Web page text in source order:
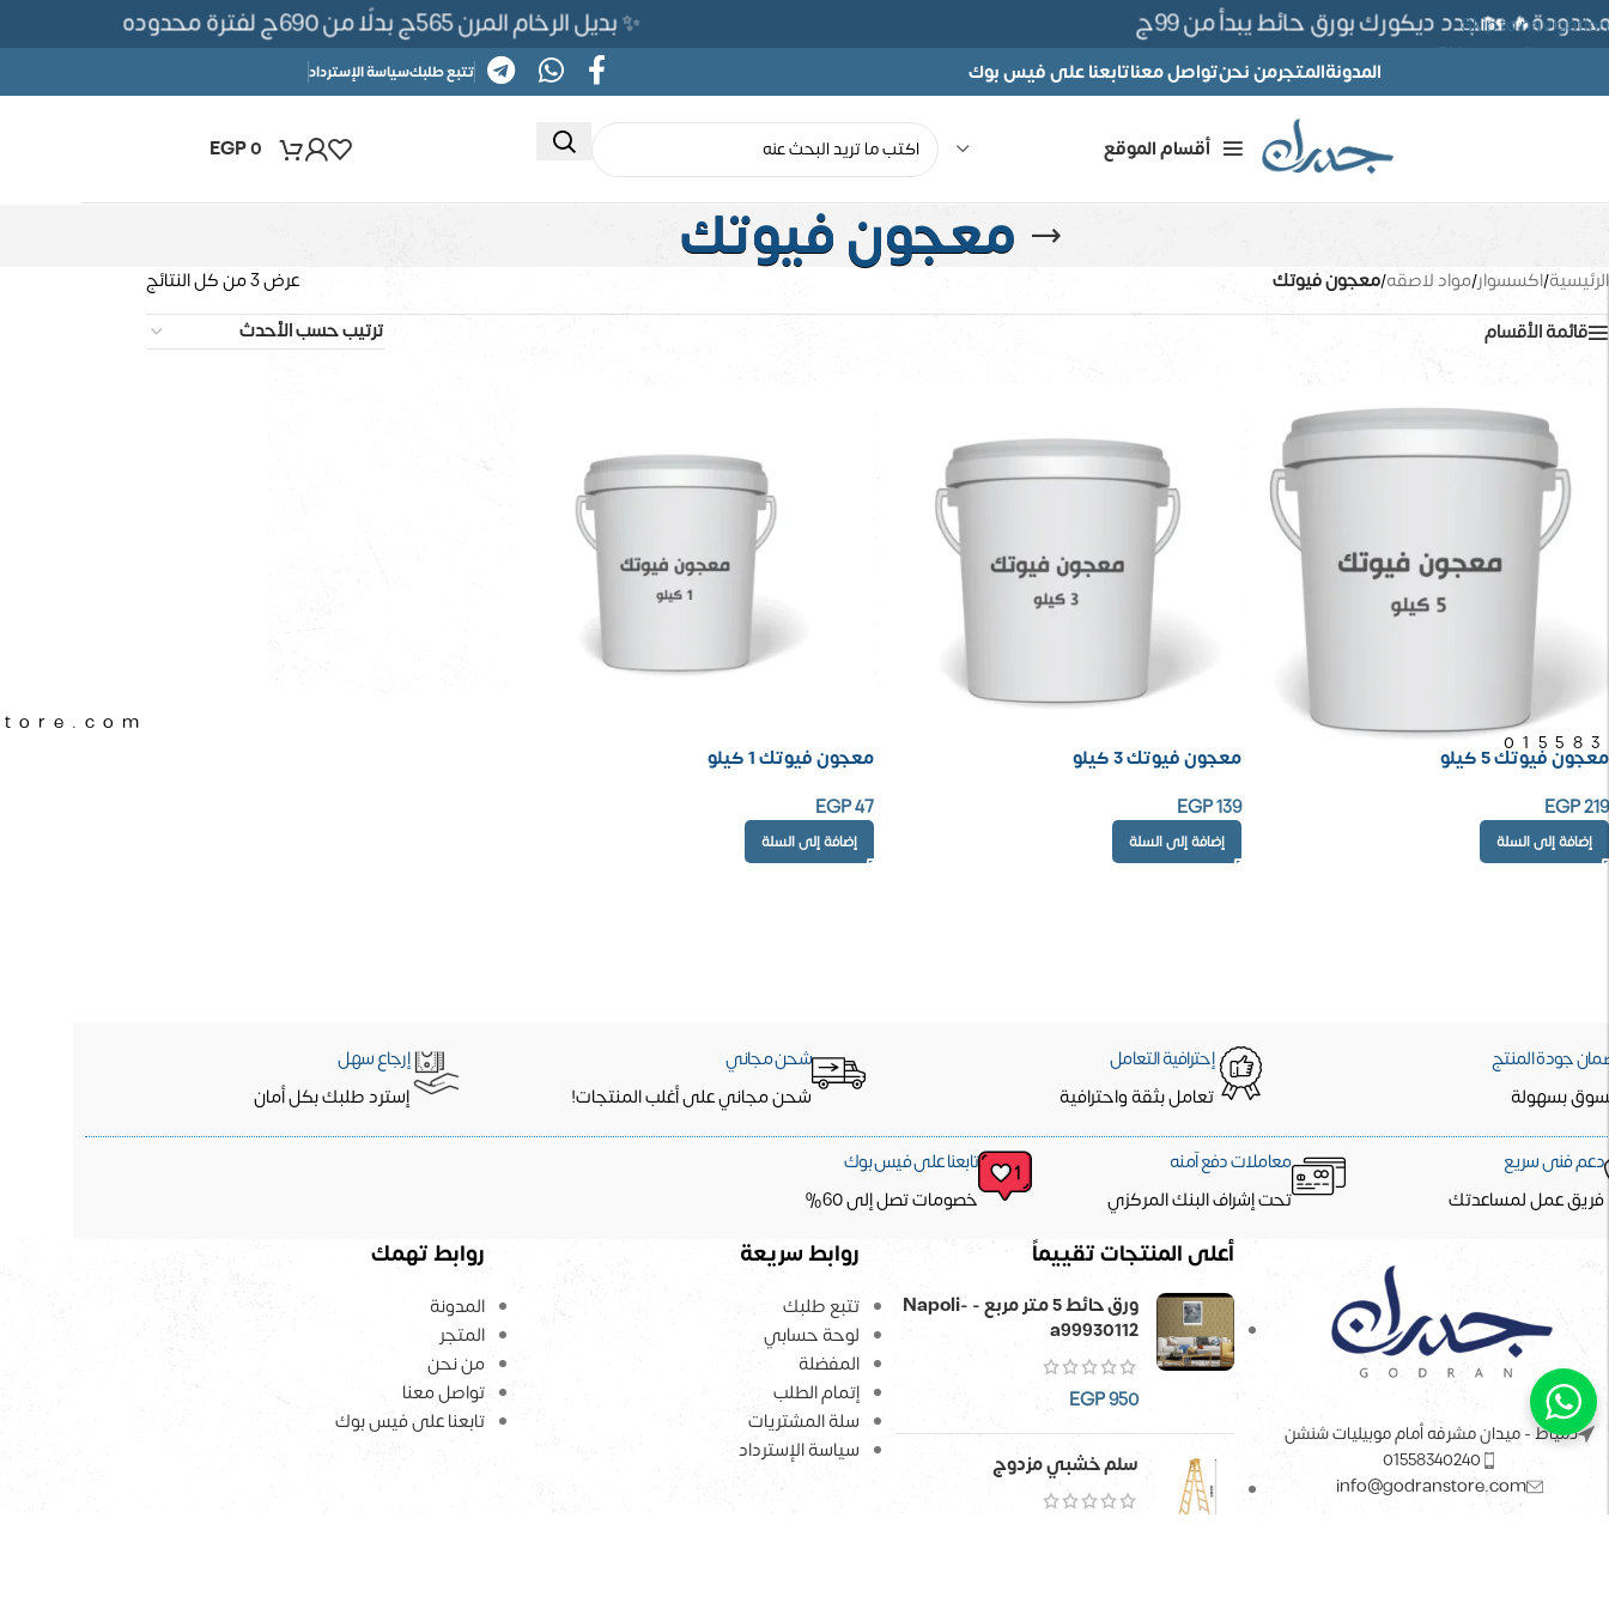
Skip to navigation
Skip to main content
✨ بديل الرخام المرن 565ج بدلًا من 690ج لفترة محدوده 🏡جدد ديكورك بورق حائط يبدأ من 99ج
المدونةالمتجرمن نحنتواصل معناتابعنا على فيس بوك تتبع طلبكسياسة الإسترداد
أقسام الموقع EGP0
معجون فيوتك
الرئيسية/اكسسوار/مواد لاصقه/معجون فيوتك
عرض ⁦3⁩ من كل النتائج
قائمة الأقسام
معجون فيوتك 5 كيلو
EGP219
إضافة إلى السلة
معجون فيوتك 3 كيلو
EGP139
إضافة إلى السلة
معجون فيوتك 1 كيلو
EGP47
إضافة إلى السلة
جودة المنتج
بسهولة
إحترافية التعامل
تعامل بثقة واحترافية
شحن مجاني
شحن مجاني على أغلب المنتجات!
إرجاع سهل
إسترد طلبك بكل أمان
دعم فنى سريع
فريق عمل لمساعدتك
معاملات دفع آمنه
تحت إشراف البنك المركزي
تابعنا على فيس بوك
خصومات تصل إلى 60%
دمياط - ميدان مشرفه أمام موبيليات شنشن
01558340240
info@godranstore.com
أعلى المنتجات تقييماً
ورق حائط 5 متر مربع - Napoli-
a99930112
EGP950
سلم خشبي مزدوج
روابط سريعة
تتبع طلبك
لوحة حسابي
المفضلة
إتمام الطلب
سلة المشتريات
سياسة الإسترداد
روابط تهمك
المدونة
المتجر
من نحن
تواصل معنا
تابعنا على فيس بوك